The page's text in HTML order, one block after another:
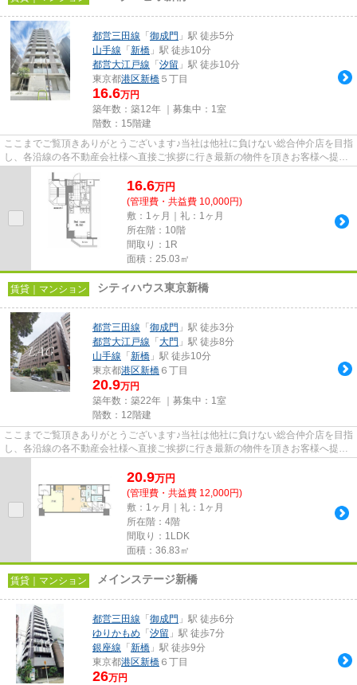
都営三田線 「 御成門 」駅 徒歩5分
山手線 「 新橋 」駅 徒歩10分
都営大江戸線 「 汐留 」駅 徒歩10分
東京都港区新橋 ５丁目
16.6万円
築年数：築12年 ｜募集中： 1室
階数：15階建
ここまでご覧頂きありがとうございます♪当社は他社に負けない総合仲介店を目指
し、各沿線の各不動産会社様へ直接ご挨拶に行き最新の物件を頂きお客様へ提供
しております！最新の情報は...
16.6万円
(管理費・共益費 10,000円)
敷：1ヶ月｜礼：1ヶ月
所在階：10階
間取り：1R
面積：25.03㎡
賃貸｜マンション シティハウス東京新橋
都営三田線 「 御成門 」駅 徒歩3分
都営大江戸線 「 大門 」駅 徒歩8分
山手線 「 新橋 」駅 徒歩10分
東京都港区新橋 ６丁目
20.9万円
築年数：築22年 ｜募集中： 1室
階数：12階建
ここまでご覧頂きありがとうございます♪当社は他社に負けない総合仲介店を目指
し、各沿線の各不動産会社様へ直接ご挨拶に行き最新の物件を頂きお客様へ提供
20.9万円
(管理費・共益費 12,000円)
敷：1ヶ月｜礼：1ヶ月
所在階：4階
間取り：1LDK
面積：36.83㎡
賃貸｜マンション メインステージ新橋
都営三田線 「 御成門 」駅 徒歩6分
ゆりかもめ 「 汐留 」駅 徒歩7分
銀座線 「 新橋 」駅 徒歩9分
東京都港区新橋 ６丁目
26万円